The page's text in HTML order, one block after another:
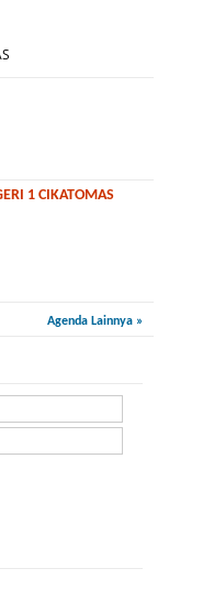
1 CIKATOMAS
Agenda Lainnya »